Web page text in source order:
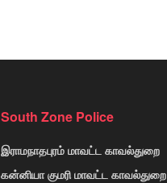
South Zone Police
இராமநாதபுரம் மாவட்ட காவல்துறை
கன்னியா குமரி மாவட்ட காவல்துறை